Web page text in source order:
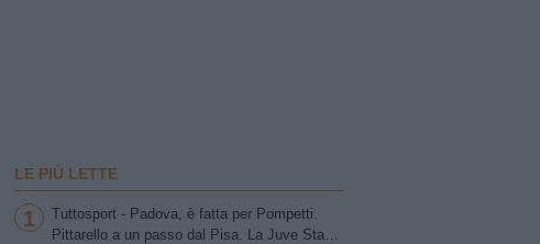
LE PIÙ LETTE
1
Tuttosport - Padova, è fatta per Pompetti.
Pittarello a un passo dal Pisa. La Juve Stabia